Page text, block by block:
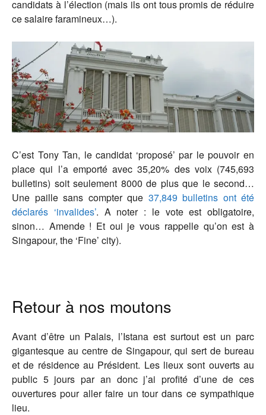
candidats à l’élection (mais ils ont tous promis de réduire
ce salaire faramineux…).
C’est Tony Tan, le candidat ‘proposé’ par le pouvoir en
place qui l’a emporté avec 35,20% des voix (745,693
bulletins) soit seulement 8000 de plus que le second…
Une paille sans compter que 37,849 bulletins ont été
déclarés ‘invalides’. A noter : le vote est obligatoire,
sinon… Amende ! Et oui je vous rappelle qu’on est à
Singapour, the ‘Fine’ city).
Retour à nos moutons
Avant d’être un Palais, l’Istana est surtout est un parc
gigantesque au centre de Singapour, qui sert de bureau
et de résidence au Président. Les lieux sont ouverts au
public 5 jours par an donc j’ai profité d’une de ces
ouvertures pour aller faire un tour dans ce sympathique
lieu.